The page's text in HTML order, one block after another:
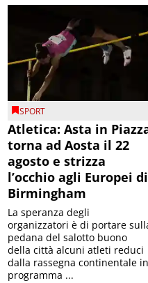
SPORT
Atletica: Asta in
torna ad Aosta il 22
agosto e strizza
l’occhio agli Europei di
Birmingham
La speranza degli
organizzatori è di portare
pedana del salotto buono
della città alcuni atleti reduci
dalla rassegna continentale in
programma ...